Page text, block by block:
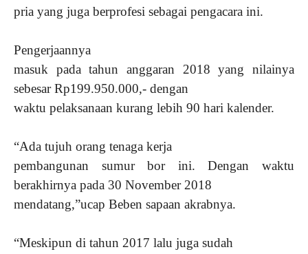
pria yang juga berprofesi sebagai pengacara ini.
Pengerjaannya
masuk pada tahun anggaran 2018 yang nilainya
sebesar Rp199.950.000,- dengan
waktu pelaksanaan kurang lebih 90 hari kalender.
“Ada tujuh orang tenaga kerja
pembangunan sumur bor ini. Dengan waktu
berakhirnya pada 30 November 2018
mendatang,”ucap Beben sapaan akrabnya.
“Meskipun di tahun 2017 lalu juga sudah